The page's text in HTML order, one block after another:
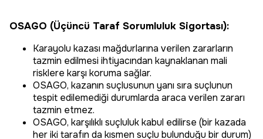
OSAGO (Üçüncü Taraf Sorumluluk Sigortası):
Karayolu kazası mağdurlarına verilen zararların
tazmin edilmesi ihtiyacından kaynaklanan mali
risklere karşı koruma sağlar.
OSAGO, kazanın suçlusunun yanı sıra suçlunun
tespit edilemediği durumlarda araca verilen zararı
tazmin etmez.
OSAGO, karşılıklı suçluluk kabul edilirse (bir kazada
her iki tarafın da kısmen suçlu bulunduğu bir durum)